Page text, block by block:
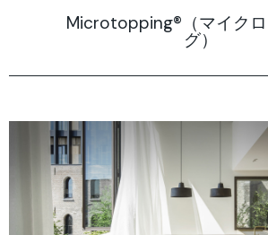
Microtopping®（マイク
グ）
施工事例
特徴
施工方法